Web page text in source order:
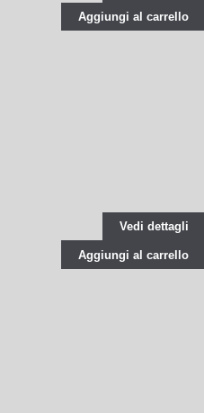
Aggiungi al carrello
Vedi dettagli
Aggiungi al carrello